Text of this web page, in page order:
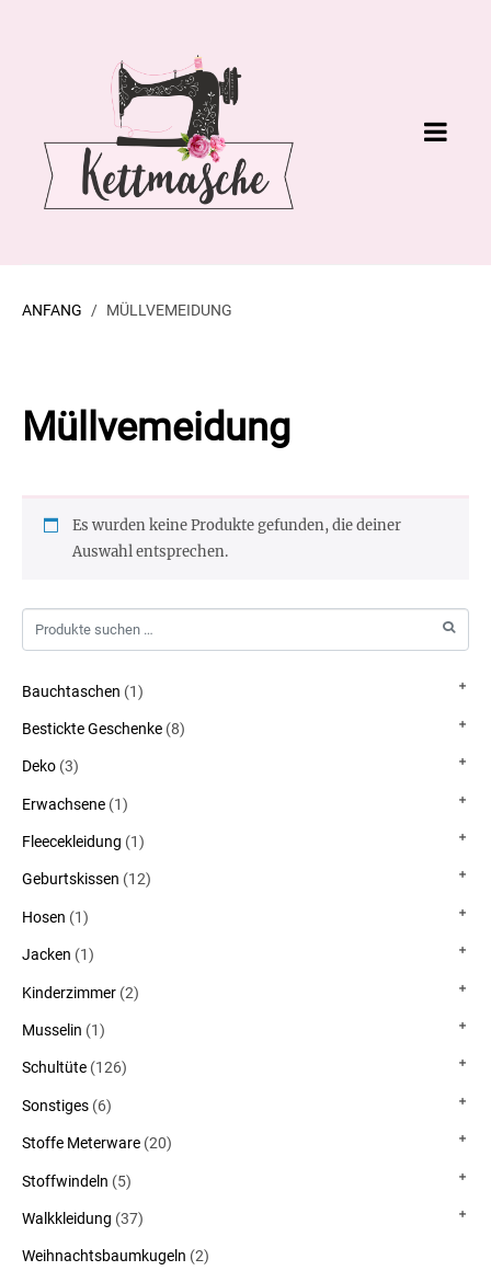
ANFANG MÜLLVEMEIDUNG
Müllvemeidung
Es wurden keine Produkte gefunden, die deiner
Auswahl entsprechen.
Bauchtaschen (1)
Bestickte Geschenke (8)
Deko (3)
Erwachsene (1)
Fleecekleidung (1)
Geburtskissen (12)
Hosen (1)
Jacken (1)
Kinderzimmer (2)
Musselin (1)
Schultüte (126)
Sonstiges (6)
Stoffe Meterware (20)
Stoffwindeln (5)
Walkkleidung (37)
Weihnachtsbaumkugeln (2)